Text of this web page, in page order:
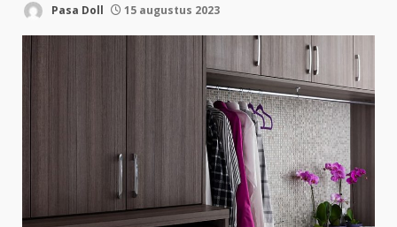
Pasa Doll 15 augustus 2023